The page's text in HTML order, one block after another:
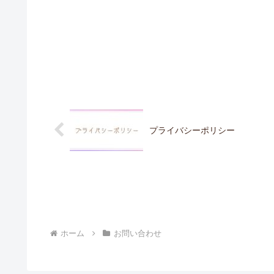
プライバシーポリシー
ホーム お問い合わせ